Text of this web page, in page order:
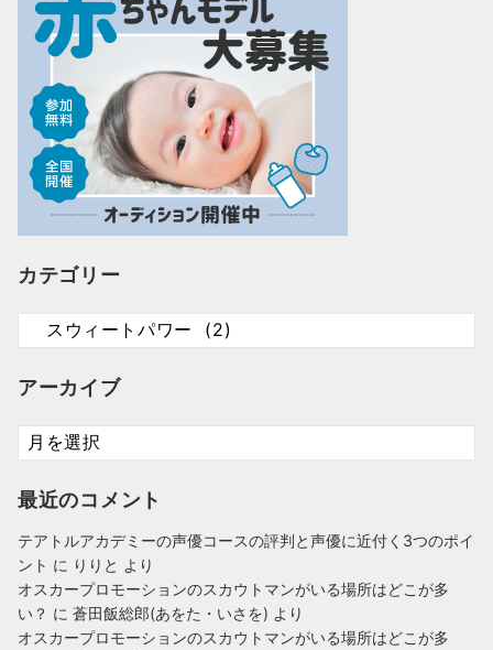
カテゴリー
カ
リ
アーカイブ
ア
ー
イ
最近のコメント
テアトルアカデミーの声優コースの評判と声優に近付く3つのポイ
ント に りりと より
オスカープロモーションのスカウトマンがいる場所はどこが多
い？ に 蒼田飯総郎(あをた・いさを) より
オスカープロモーションのスカウトマンがいる場所はどこが多